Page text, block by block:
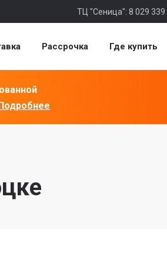
ТЦ "Сеница": 8 029 339
Рассрочка Где купить